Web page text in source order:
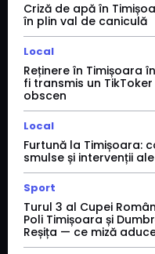
Criză de apă în
în plin val de caniculă
Local
Reținere în Timișoara
fi transmis un
obscen
Local
Furtună la Timișoara:
smulse și intervenții
Sport
Turul 3 al Cupei
Poli Timișoara și
Reșița — ce miză